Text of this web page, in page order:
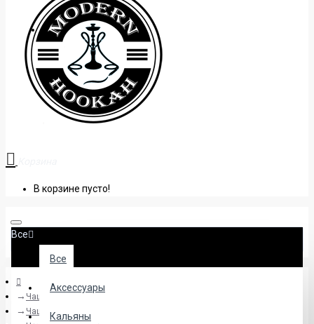
+38 (095) 945 04 33
В корзине пусто!
Все
Все
Аксессуары
Кальяны
Чаши
Чаши глиняные